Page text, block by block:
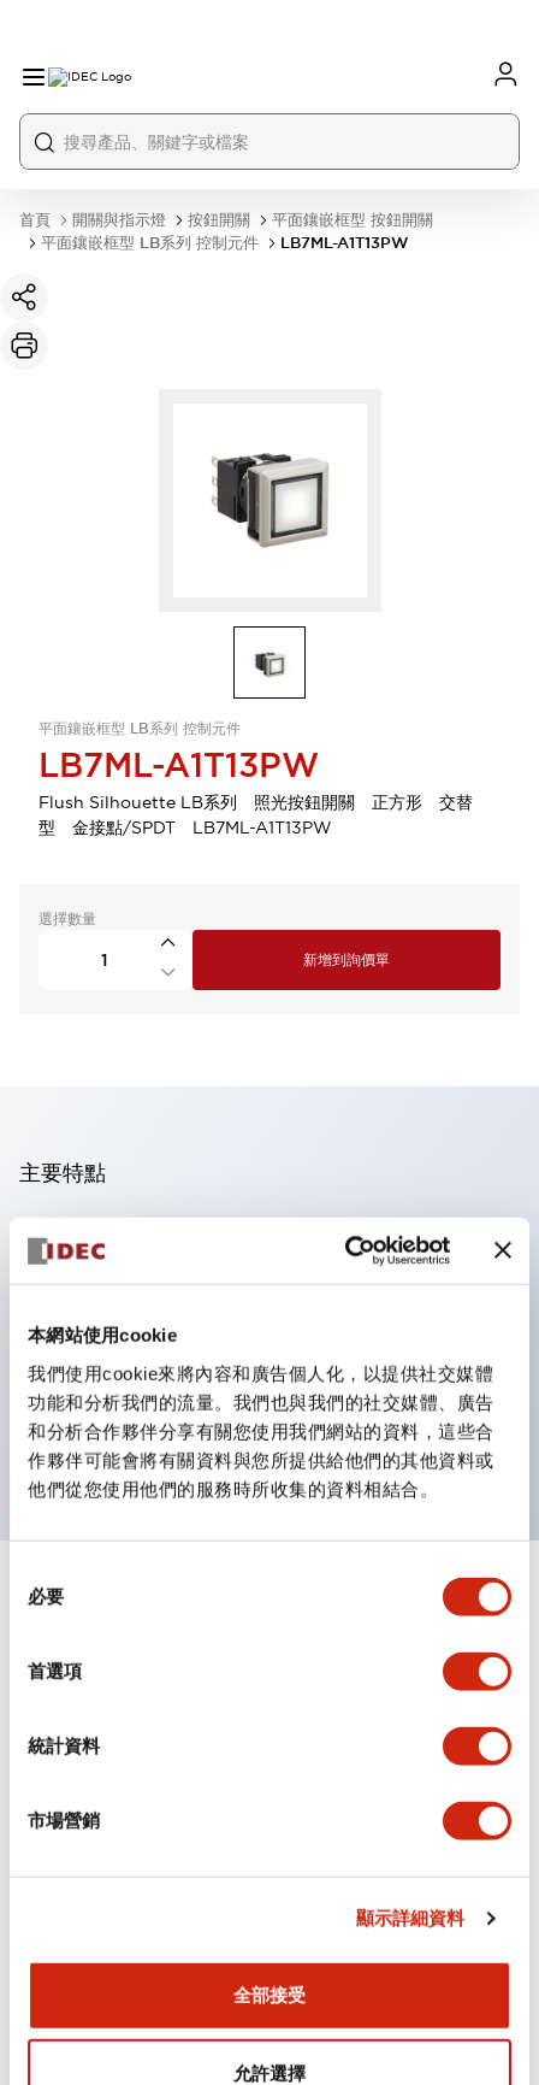
本網站使用cookie
我們使用cookie來將內容和廣告個人化，以提供社交媒體
功能和分析我們的流量。我們也與我們的社交媒體、廣告
和分析合作夥伴分享有關您使用我們網站的資料，這些合
作夥伴可能會將有關資料與您所提供給他們的其他資料或
他們從您使用他們的服務時所收集的資料相結合。
必要
首選項
統計資料
市場營銷
顯示詳細資料
全部接受
允許選擇
首頁 開關與指示燈 按鈕開關
平面鑲嵌框型 按鈕開關
平面鑲嵌框型 LB系列 控制元件
LB7ML-A1T13PW
平面鑲嵌框型 LB系列 控制元件
LB7ML-A1T13PW
Flush Silhouette LB系列 照光按鈕開關 正方形 交替
型 金接點/SPDT LB7ML-A1T13PW
選擇數量
新增到詢價單
主要特點
操作面板的凹凸減少，呈現銳利感。
支援分離型／單板式
優秀的防水性能。保護結構IP65
按鈕開關、選擇開關、帶鎖選擇開關最多3c接點。
邊框顏色有黑色與金屬色兩種。
LED照明帶來明亮且清晰的照明面
規格 顯示全部 +
文件和檔案